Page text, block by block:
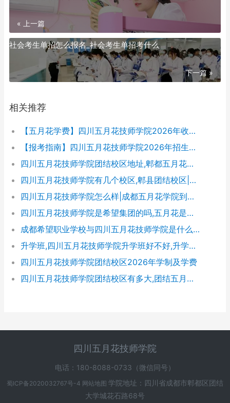
« 上一篇
社会考生单招怎么报名_社会考生单招考什么
下一篇 »
相关推荐
【五月花学费】四川五月花技师学院2026年收费标准及招生专业
【报考指南】四川五月花技师学院2026年招生简章及学费表
四川五月花技师学院团结校区地址,郫都五月花校园环境好不好
四川五月花技师学院有几个校区,郫县团结校区|金堂校区|康定分校
四川五月花技师学院怎么样|成都五月花学院到底好不好
四川五月花技师学院是希望集团的吗,五月花是哪个集团的
成都希望职业学校与四川五月花技师学院是什么关系
升学班,四川五月花技师学院升学班好不好,升学率高吗|升学保障
四川五月花技师学院团结校区2026年学制及学费
四川五月花技师学院团结校区有多大,团结五月花有多少学生
四川五月花技师学院
电话：180-8088-0733（微信同号）
蜀ICP备2020032767号-4 网站地图 学院地址：四川省成都市郫都区团结
大学城花石路68号